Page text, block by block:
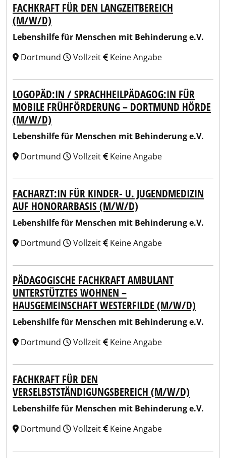
FACHKRAFT FÜR DEN LANGZEITBEREICH
(M/W/D)
Lebenshilfe für Menschen mit Behinderung e.V.
Dortmund
Vollzeit Keine Angabe
LOGOPÄD:IN / SPRACHHEILPÄDAGOG:IN FÜR
MOBILE FRÜHFÖRDERUNG – DORTMUND HÖRDE
(M/W/D)
Lebenshilfe für Menschen mit Behinderung e.V.
Dortmund
Vollzeit Keine Angabe
FACHARZT:IN FÜR KINDER- U. JUGENDMEDIZIN
AUF HONORARBASIS (M/W/D)
Lebenshilfe für Menschen mit Behinderung e.V.
Dortmund
Vollzeit Keine Angabe
PÄDAGOGISCHE FACHKRAFT AMBULANT
UNTERSTÜTZTES WOHNEN –
HAUSGEMEINSCHAFT WESTERFILDE (M/W/D)
Lebenshilfe für Menschen mit Behinderung e.V.
Dortmund
Vollzeit Keine Angabe
FACHKRAFT FÜR DEN
VERSELBSTSTÄNDIGUNGSBEREICH (M/W/D)
Lebenshilfe für Menschen mit Behinderung e.V.
Dortmund
Vollzeit Keine Angabe